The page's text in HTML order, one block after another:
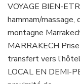
BIEN-
ETRE
AU
!
VOYAGE BIEN-
hammam/
montagne
MARRAKECH
transfert vers
LOCAL EN DEMI-